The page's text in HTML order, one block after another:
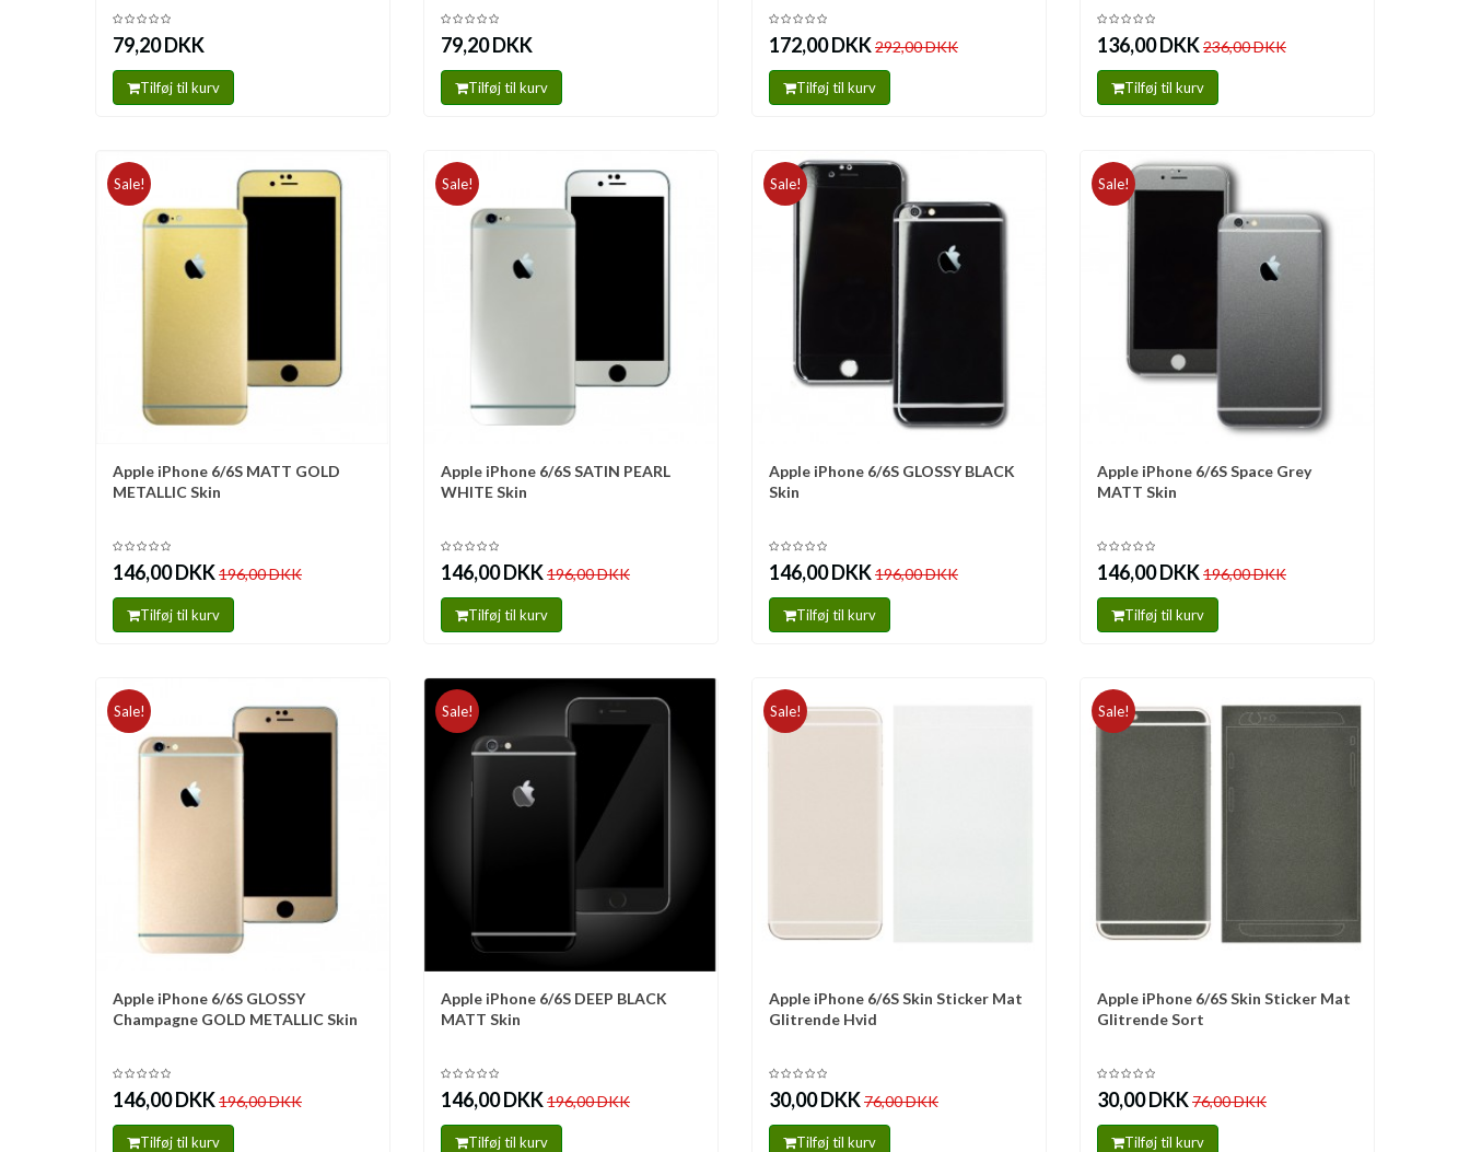
79,20 DKK
Tilføj til kurv
79,20 DKK
Tilføj til kurv
172,00 DKK292,00 DKK
Tilføj til kurv
136,00 DKK236,00 DKK
Tilføj til kurv
Sale!
Sammenlign
Apple iPhone 6/6S MATT GOLD
METALLIC Skin
146,00 DKK196,00 DKK
Tilføj til kurv
Sale!
Sammenlign
Apple iPhone 6/6S SATIN PEARL
WHITE Skin
146,00 DKK196,00 DKK
Tilføj til kurv
Sale!
Sammenlign
Apple iPhone 6/6S GLOSSY BLACK
Skin
146,00 DKK196,00 DKK
Tilføj til kurv
Sale!
Sammenlign
Apple iPhone 6/6S Space Grey
MATT Skin
146,00 DKK196,00 DKK
Tilføj til kurv
Sale!
Sammenlign
Apple iPhone 6/6S GLOSSY
Champagne GOLD METALLIC Skin
146,00 DKK196,00 DKK
Tilføj til kurv
Sale!
Sammenlign
Apple iPhone 6/6S DEEP BLACK
MATT Skin
146,00 DKK196,00 DKK
Tilføj til kurv
Sale!
Sammenlign
Apple iPhone 6/6S Skin Sticker Mat
Glitrende Hvid
30,00 DKK76,00 DKK
Tilføj til kurv
Sale!
Sammenlign
Apple iPhone 6/6S Skin Sticker Mat
Glitrende Sort
30,00 DKK76,00 DKK
Tilføj til kurv